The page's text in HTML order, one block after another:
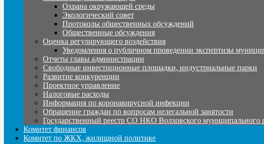
Охрана окружающей среды
Экологический совет
Протоколы общественных обсуждений
Общественные обсуждения
Оценка регулирующего воздействия
Уведомления о публичном проведении экспертизы
Отчеты главы администрации
Свободные инвестиционные площадки, индустриальные парки
Развитие конкуренции
Проектное управление
Налоговые расходы
Информация по коронавирусной инфекции
Обращение граждан по вопросам нелегальной занятости
Государственный реестр СО НКО Волховского муниципального
Комитет финансов
Комитет по ЖКХ, жилищной политике